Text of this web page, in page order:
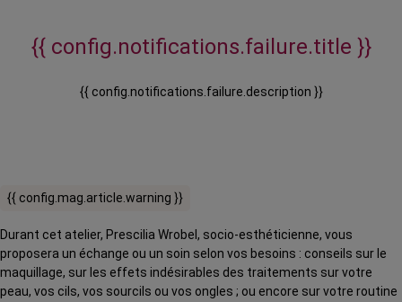
{{ config.notifications.failure.title }}
{{ config.notifications.failure.description }}
{{ config.mag.article.warning }}
Durant cet atelier, Prescilia Wrobel, socio-esthéticienne, vous
proposera un échange ou un soin selon vos besoins : conseils sur le
maquillage, sur les effets indésirables des traitements sur votre
peau, vos cils, vos sourcils ou vos ongles ; ou encore sur votre routine